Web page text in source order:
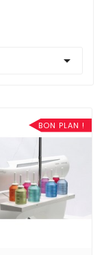

BON PLAN !